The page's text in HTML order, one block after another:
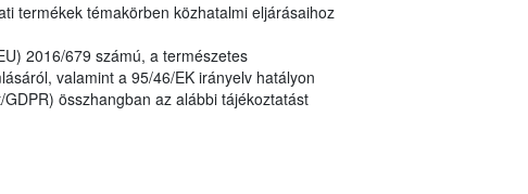
termékek témakörben közhatalmi eljárásaihoz
2016/679 számú, a természetes
valamint a 95/46/EK irányelv hatályon
összhangban az alábbi tájékoztatást